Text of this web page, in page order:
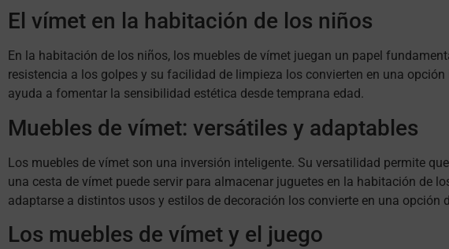
El vímet en la habitación de los niños
En la habitación de los niños, los muebles de vímet juegan un papel
resistencia a los golpes y su facilidad de limpieza los convierten en una
ayuda a fomentar la sensibilidad estética desde temprana edad.
Muebles de vímet: versátiles y adaptables
Los muebles de vímet son una inversión inteligente. Su versatilidad permite
una cesta de vímet puede servir para almacenar juguetes en la habitación de
adaptarse a distintos usos y estilos de decoración los convierte en una opción
Los muebles de vímet y el juego